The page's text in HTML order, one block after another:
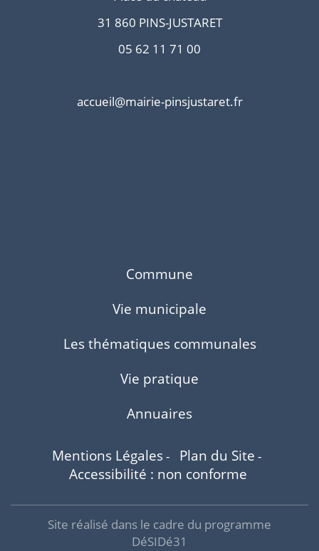
31 860 PINS-JUSTARET
05 62 11 71 00
accueil@mairie-pinsjustaret.fr
Commune
Vie municipale
Les thématiques communales
Vie pratique
Annuaires
Mentions Légales- Plan du Site -
Accessibilité : non conforme
Site réalisé dans le cadre du programme
DéSIDé31